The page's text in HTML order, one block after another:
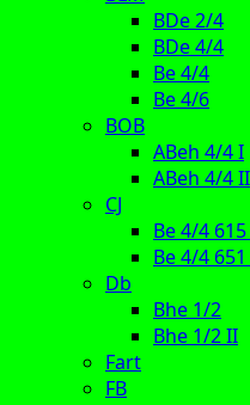
BDe 2/4
BDe 4/4
Be 4/4
Be 4/6
BOB
ABeh 4/4 I
ABeh 4/4 II
CJ
Be 4/4
Be 4/4
Db
Bhe 1/2
Bhe 1/2 II
Fart
FB